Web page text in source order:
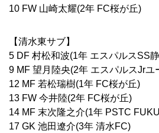
10 FW 山崎太耀(2年 FC桜が丘)
【清水東サブ】
5 DF 村松和波(1年 エスパルスSS
9 MF 望月陸央(2年 エスパルスJrユ
12 MF 若松瑞樹(1年 FC桜が丘)
13 FW 今井陸(2年 FC桜が丘)
14 MF 末次隆之介(1年 PSTC
17 GK 池田遼介(3年 清水FC)